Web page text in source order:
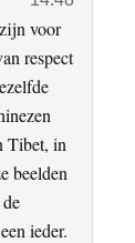
voor
respect
Tibet, in
beelden
ieder.